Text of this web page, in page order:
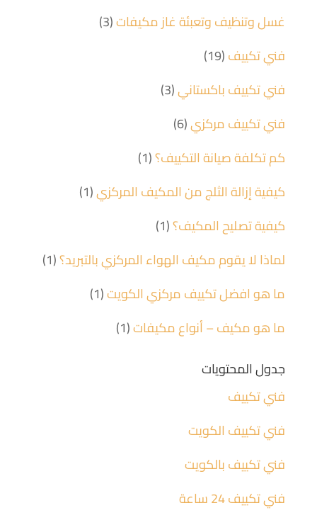
غسل وتنظيف وتعبئة غاز مكيفات(3)
فني تكييف(19)
فني تكييف باكستاني(3)
فني تكييف مركزي(6)
كم تكلفة صيانة التكييف؟(1)
كيفية إزالة الثلج من المكيف المركزي(1)
كيفية تصليح المكيف؟(1)
لماذا لا يقوم مكيف الهواء المركزي بالتبريد؟(1)
ما هو افضل تكييف مركزي الكويت(1)
ما هو مكيف – أنواع مكيفات(1)
جدول المحتويات
فني تكييف
فني تكييف الكويت
فني تكييف بالكويت
فني تكييف 24 ساعة